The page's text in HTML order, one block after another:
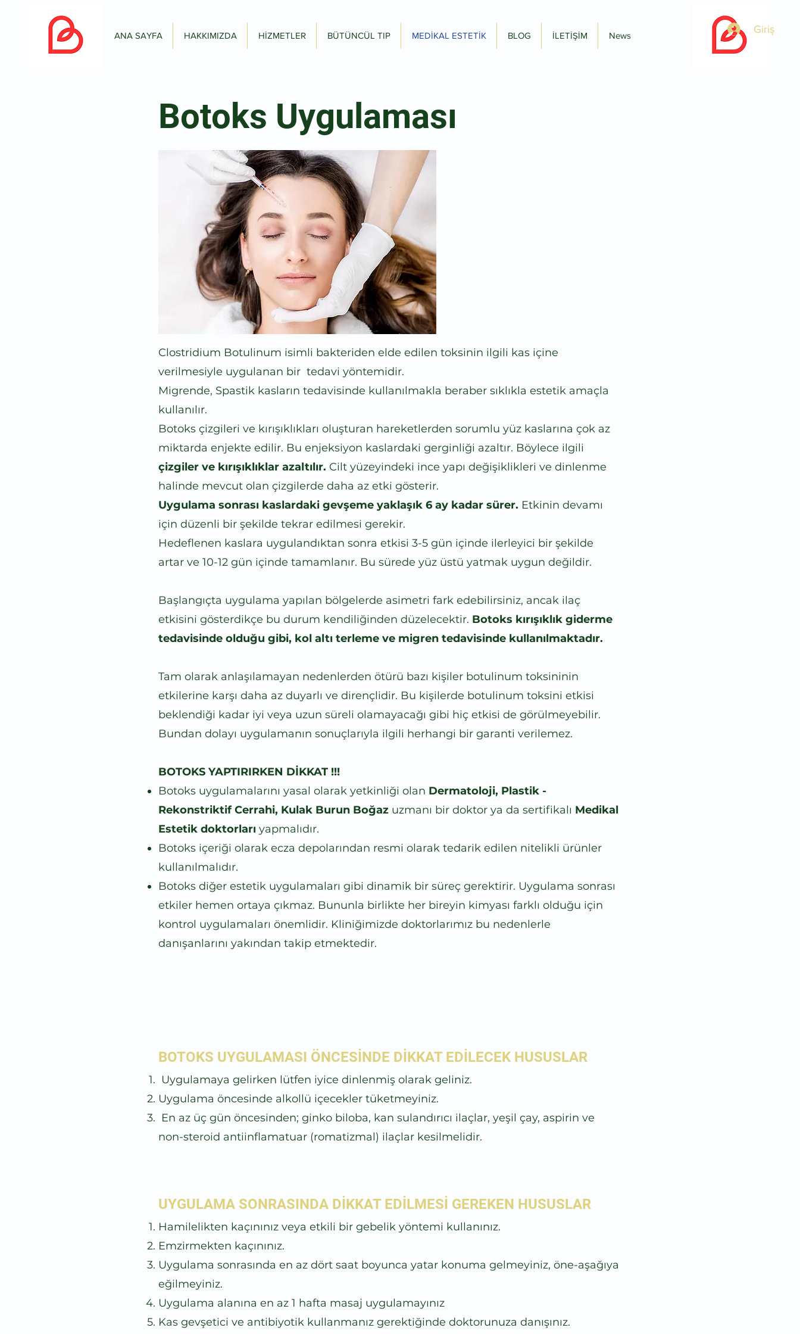
Giriş
ANA SAYFA HAKKIMIZDA HİZMETLER BÜTÜNCÜL TIP MEDİKAL ESTETİK BLOG İLETİŞİM News
Botoks Uygulaması
Clostridium Botulinum isimli bakteriden elde edilen toksinin ilgili kas içine
verilmesiyle uygulanan bir tedavi yöntemidir.
Migrende, Spastik kasların tedavisinde kullanılmakla beraber sıklıkla estetik amaçla
kullanılır.
Botoks çizgileri ve kırışıklıkları oluşturan hareketlerden sorumlu yüz kaslarına çok az
miktarda enjekte edilir. Bu enjeksiyon kaslardaki gerginliği azaltır. Böylece ilgili
çizgiler ve kırışıklıklar azaltılır. Cilt yüzeyindeki ince yapı değişiklikleri ve dinlenme
halinde mevcut olan çizgilerde daha az etki gösterir.
Uygulama sonrası kaslardaki gevşeme yaklaşık 6 ay kadar sürer. Etkinin devamı
için düzenli bir şekilde tekrar edilmesi gerekir.
Hedeflenen kaslara uygulandıktan sonra etkisi 3-5 gün içinde ilerleyici bir şekilde
artar ve 10-12 gün içinde tamamlanır. Bu sürede yüz üstü yatmak uygun değildir.
Başlangıçta uygulama yapılan bölgelerde asimetri fark edebilirsiniz, ancak ilaç
etkisini gösterdikçe bu durum kendiliğinden düzelecektir. Botoks kırışıklık giderme
tedavisinde olduğu gibi, kol altı terleme ve migren tedavisinde kullanılmaktadır.
Tam olarak anlaşılamayan nedenlerden ötürü bazı kişiler botulinum toksininin
etkilerine karşı daha az duyarlı ve dirençlidir. Bu kişilerde botulinum toksini etkisi
beklendiği kadar iyi veya uzun süreli olamayacağı gibi hiç etkisi de görülmeyebilir.
Bundan dolayı uygulamanın sonuçlarıyla ilgili herhangi bir garanti verilemez.
BOTOKS YAPTIRIRKEN DİKKAT !!!
Botoks uygulamalarını yasal olarak yetkinliği olan Dermatoloji, Plastik -
Rekonstriktif Cerrahi, Kulak Burun Boğaz uzmanı bir doktor ya da sertifikalı Medikal
Estetik doktorları yapmalıdır.
Botoks içeriği olarak ecza depolarından resmi olarak tedarik edilen nitelikli ürünler
kullanılmalıdır.
Botoks diğer estetik uygulamaları gibi dinamik bir süreç gerektirir. Uygulama sonrası
etkiler hemen ortaya çıkmaz. Bununla birlikte her bireyin kimyası farklı olduğu için
kontrol uygulamaları önemlidir. Kliniğimizde doktorlarımız bu nedenlerle
danışanlarını yakından takip etmektedir.
BOTOKS UYGULAMASI ÖNCESİNDE DİKKAT EDİLECEK HUSUSLAR
Uygulamaya gelirken lütfen iyice dinlenmiş olarak geliniz.
Uygulama öncesinde alkollü içecekler tüketmeyiniz.
En az üç gün öncesinden; ginko biloba, kan sulandırıcı ilaçlar, yeşil çay, aspirin ve
non-steroid antiinflamatuar (romatizmal) ilaçlar kesilmelidir.
UYGULAMA SONRASINDA DİKKAT EDİLMESİ GEREKEN HUSUSLAR
Hamilelikten kaçınınız veya etkili bir gebelik yöntemi kullanınız.
Emzirmekten kaçınınız.
Uygulama sonrasında en az dört saat boyunca yatar konuma gelmeyiniz, öne-aşağıya
eğilmeyiniz.
Uygulama alanına en az 1 hafta masaj uygulamayınız
Kas gevşetici ve antibiyotik kullanmanız gerektiğinde doktorunuza danışınız.